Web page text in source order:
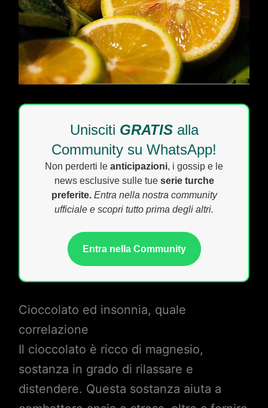
Unisciti GRATISalla
Community su WhatsApp!
Non perderti le anticipazioni, i gossip e le
news esclusive sulle tue serie turche
preferite. Entra nella nostra community
ufficiale e scopri tutto prima degli altri.
Entra nella Community
Cioccolato ed insonnia, quale
correlazione
Il cioccolato è ricco di magnesio,
sostanza in grado di rilassare e
distendere. Questa sostanza aiuta a